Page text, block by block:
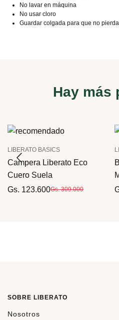
No lavar en máquina
No usar cloro
Guardar colgada para que no
Hay más
LIBERATO BASICS
Campera Liberato Eco
Cuero Suela
Gs. 123.600Gs. 309.000
SOBRE LIBERATO
Nosotros